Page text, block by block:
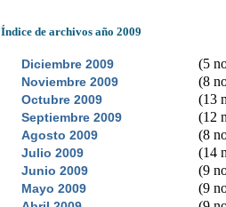
Índice de archivos año 2009
Diciembre 2009 (5
Noviembre 2009 (8
Octubre 2009 (13
Septiembre 2009 (12
Agosto 2009 (8
Julio 2009 (14
Junio 2009 (9
Mayo 2009 (9